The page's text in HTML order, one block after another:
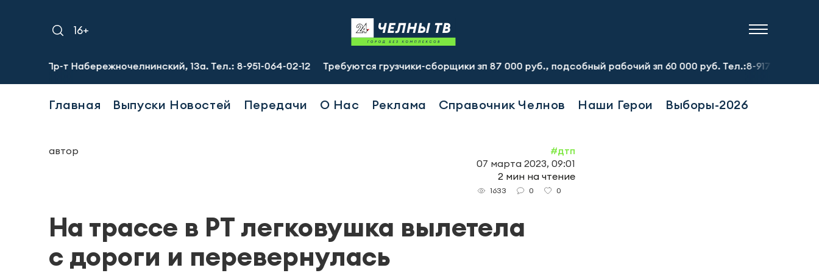
16+
13а. Тел.: 8-951-064-02-12 Требуются грузчики-сборщики зп 87 000 руб., подсобный рабочий зп 60 000 руб. Тел.:8-917-913-20-71
Главная Выпуски Новостей Передачи О Нас Реклама Справочник Челнов Наши Герои Выборы-2026
автор
#дтп
07 марта 2023, 09:01
2 мин на чтение
1633 0 0
На трассе в РТ легковушка вылетела
с дороги и перевернулась